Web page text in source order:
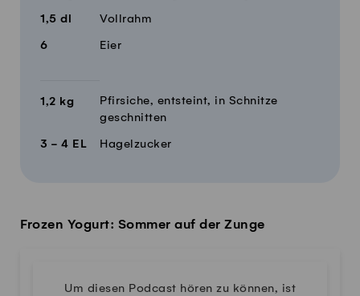
1,5 dl Vollrahm
6 Eier
1,2 kg
Pfirsiche, entsteint, in Schnitze
geschnitten
3 - 4 EL Hagelzucker
Frozen Yogurt: Sommer auf der Zunge
Um diesen Podcast hören zu können, ist